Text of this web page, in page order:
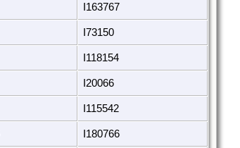
I163767
I73150
I118154
I20066
I115542
I180766